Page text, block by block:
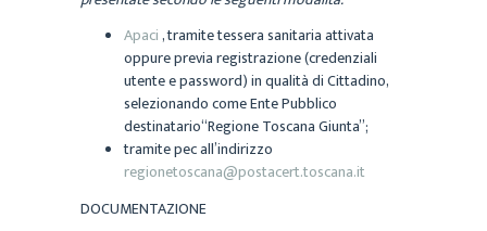
Apaci, tramite tessera sanitaria attivata
oppure previa registrazione (credenziali
utente e password) in qualità di Cittadino,
selezionando come Ente Pubblico
destinatario“Regione Toscana Giunta”;
tramite pec all’indirizzo
regionetoscana@postacert.toscana.it
DOCUMENTAZIONE